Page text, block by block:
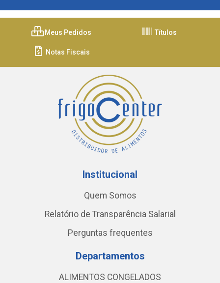
Meus Pedidos Títulos
Notas Fiscais
Institucional
Quem Somos
Relatório de Transparência Salarial
Perguntas frequentes
Departamentos
ALIMENTOS CONGELADOS